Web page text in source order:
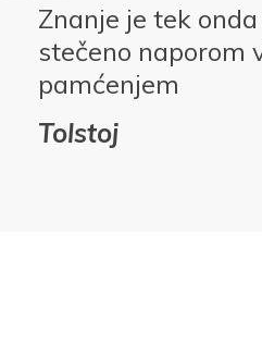
Znanje je tek
stečeno naporom
pamćenjem
Tolstoj